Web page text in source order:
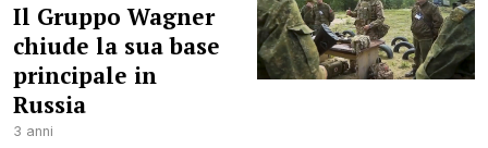
Il Gruppo Wagner
chiude la sua base
principale in
Russia
3 anni